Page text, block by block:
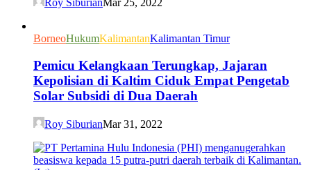
Roy SiburianMar 25, 2022
BorneoHukumKalimantanKalimantan Timur
Pemicu Kelangkaan Terungkap, Jajaran
Kepolisian di Kaltim Ciduk Empat Pengetab
Solar Subsidi di Dua Daerah
Roy SiburianMar 31, 2022